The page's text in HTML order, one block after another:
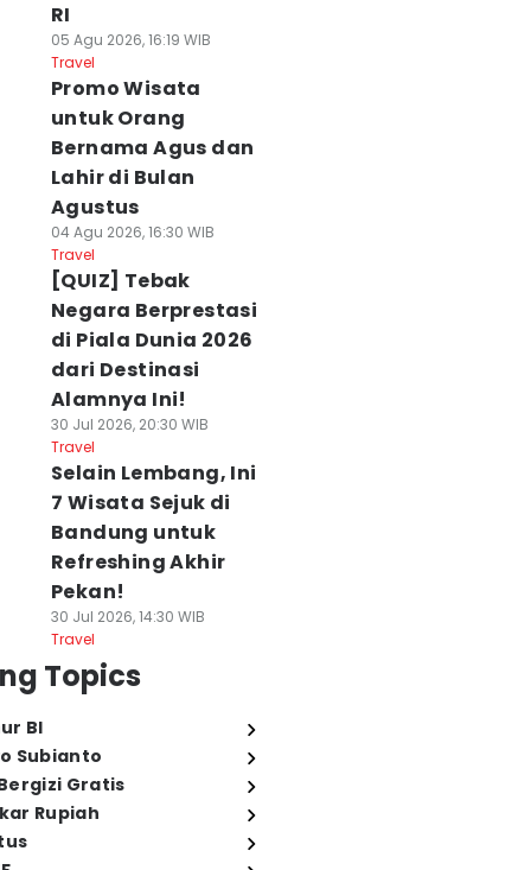
RI
05 Agu 2026, 16:19 WIB
Travel
Promo Wisata
untuk Orang
Bernama Agus dan
Lahir di Bulan
Agustus
04 Agu 2026, 16:30 WIB
Travel
[QUIZ] Tebak
Negara Berprestasi
di Piala Dunia 2026
dari Destinasi
Alamnya Ini!
30 Jul 2026, 20:30 WIB
Travel
Selain Lembang, Ini
7 Wisata Sejuk di
Bandung untuk
Refreshing Akhir
Pekan!
30 Jul 2026, 14:30 WIB
Travel
Topics
BI
Subianto
Gratis
Rupiah